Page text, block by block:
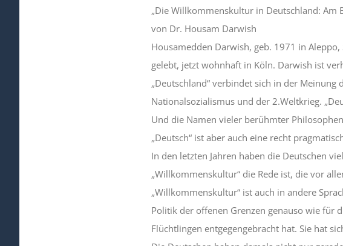
„Die Willkommenskultur in Deutschland: Am
von Dr. Housam Darwish
Housamedden Darwish, geb. 1971 in
gelebt, jetzt wohnhaft in Köln. Darwish ist
„Deutschland“ verbindet sich in der
Nationalsozialismus und der 2.Weltkrieg.
Und die Namen vieler berühmter
„Deutsch“ ist aber auch eine recht
In den letzten Jahren haben die Deutschen
„Willkommenskultur“ die Rede ist, die vor
„Willkommenskultur“ ist auch in andere
Politik der offenen Grenzen genauso wie für
Flüchtlingen entgegengebracht hat. Sie hat